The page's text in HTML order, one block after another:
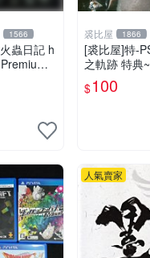
1566
蟲日記 h
裘比屋 1866
[裘比屋]特-
之軌跡 特典
cm)
$100
人氣賣家